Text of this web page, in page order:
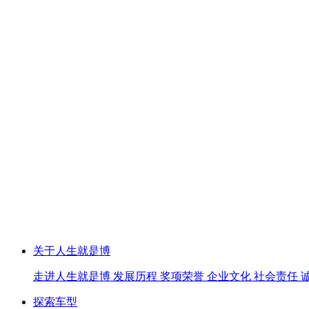
关于人生就是博
走进人生就是博 发展历程 奖项荣誉 企业文化 社会责任
探索车型